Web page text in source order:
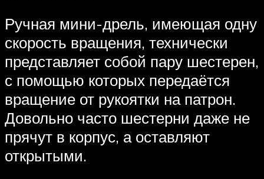
Ручная мини-дрель, имеющая одну
скорость вращения, технически
представляет собой пару шестерен,
с помощью которых передаётся
вращение от рукоятки на патрон.
Довольно часто шестерни даже не
прячут в корпус, а оставляют
открытыми.